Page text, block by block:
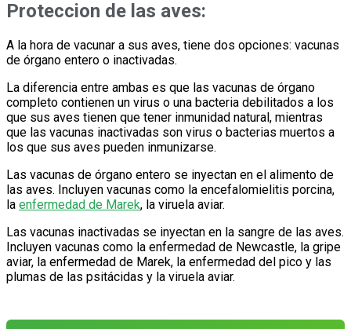
Proteccion de las aves:
A la hora de vacunar a sus aves, tiene dos opciones: vacunas
de órgano entero o inactivadas.
La diferencia entre ambas es que las vacunas de órgano
completo contienen un virus o una bacteria debilitados a los
que sus aves tienen que tener inmunidad natural, mientras
que las vacunas inactivadas son virus o bacterias muertos a
los que sus aves pueden inmunizarse.
Las vacunas de órgano entero se inyectan en el alimento de
las aves. Incluyen vacunas como la encefalomielitis porcina,
la enfermedad de Marek, la viruela aviar.
Las vacunas inactivadas se inyectan en la sangre de las aves.
Incluyen vacunas como la enfermedad de Newcastle, la gripe
aviar, la enfermedad de Marek, la enfermedad del pico y las
plumas de las psitácidas y la viruela aviar.